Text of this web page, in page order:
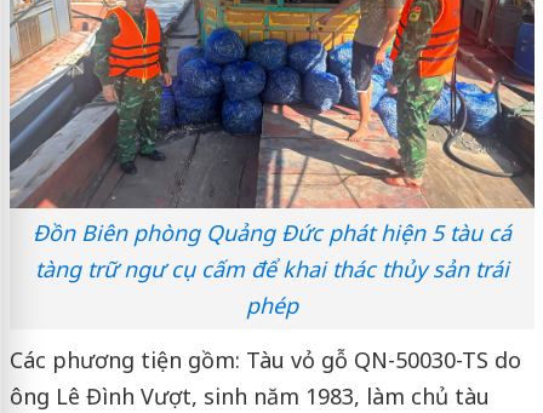
Đồn Biên phòng Quảng Đức phát hiện 5 tàu cá
tàng trữ ngư cụ cấm để khai thác thủy sản trái
phép
Các phương tiện gồm: Tàu vỏ gỗ QN-50030-TS do
ông Lê Đình Vượt, sinh năm 1983, làm chủ tàu